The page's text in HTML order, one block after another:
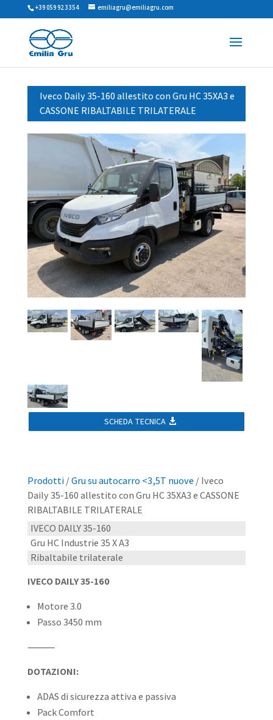
+39 059 923354 emiliagru@emiliagru.com
Iveco Daily 35-160 allestito con Gru HC 35XA3 e
CASSONE RIBALTABILE TRILATERALE
SCHEDA TECNICA
Prodotti/Gru su autocarro <3,5T nuove/ Iveco
Daily 35-160 allestito con Gru HC 35XA3 e CASSONE
RIBALTABILE TRILATERALE
IVECO DAILY 35-160
Gru HC Industrie 35 X A3
Ribaltabile trilaterale
IVECO DAILY 35-160
Motore 3.0
Passo 3450 mm
⸻
DOTAZIONI:
ADAS di sicurezza attiva e passiva
Pack Comfort